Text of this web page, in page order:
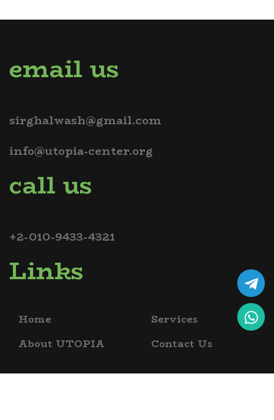
email us
sirghalwash@gmail.com
info@utopia-center.org
call us
+2-010-9433-4321
Links
Home
About UTOPIA
Services
Contact Us